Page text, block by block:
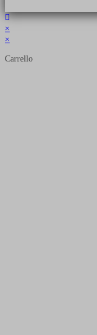
×
×
Carrello